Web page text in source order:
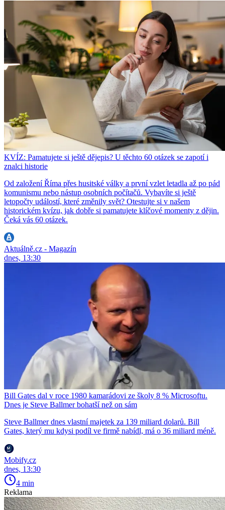
KVÍZ: Pamatujete si ještě dějepis? U těchto 60 otázek se zapotí i
znalci historie
Od založení Říma přes husitské války a první vzlet letadla až po pád
komunismu nebo nástup osobních počítačů. Vybavíte si ještě
letopočty událostí, které změnily svět? Otestujte si v našem
historickém kvízu, jak dobře si pamatujete klíčové momenty z dějin.
Čeká vás 60 otázek.
Aktuálně.cz - Magazín
dnes, 13:30
Bill Gates dal v roce 1980 kamarádovi ze školy 8 % Microsoftu.
Dnes je Steve Ballmer bohatší než on sám
Steve Ballmer dnes vlastní majetek za 139 miliard dolarů. Bill
Gates, který mu kdysi podíl ve firmě nabídl, má o 36 miliard méně.
Mobify.cz
dnes, 13:30
4 min
Reklama